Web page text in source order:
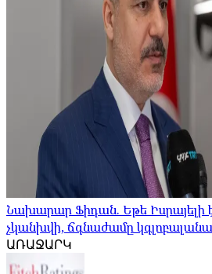
Նախարար Ֆիդան. Եթե Իսրայելի
չկանխվի, ճգնաժամը կգլոբալանա
ԱՌԱՋԱՐԿ